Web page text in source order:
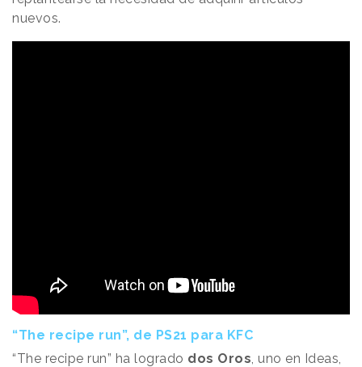
nuevos.
“The recipe run”, de PS21 para KFC
“The recipe run” ha logrado dos Oros, uno en Ideas,